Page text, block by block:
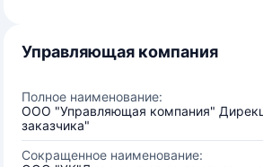
Управляющая компания
Полное наименование:
ООО "Управляющая компания"
заказчика"
Сокращенное наименование: